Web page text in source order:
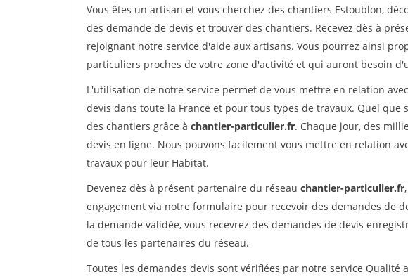
Vous êtes un artisan et vous cherchez des chantiers Estoublon,
des demande de devis et trouver des chantiers. Recevez dès à
rejoignant notre service d'aide aux artisans. Vous pourrez ainsi
particuliers proches de votre zone d'activité et qui auront besoin
L'utilisation de notre service permet de vous mettre en relation
devis dans toute la France et pour tous types de travaux. Quel
des chantiers grâce à chantier-particulier.fr. Chaque jour, des
devis en ligne. Nous pouvons facilement vous mettre en relation
travaux pour leur Habitat.
Devenez dès à présent partenaire du réseau chantier-particulier.fr
engagement via notre formulaire pour recevoir des demandes de
la demande validée, vous recevrez des demandes de devis
de tous les partenaires du réseau.
Toutes les demandes devis sont vérifiées par notre service Qualité